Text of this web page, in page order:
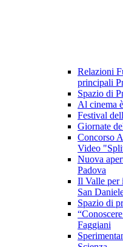
Relazioni
principali
Spazio di
Al cinema
Festival
Giornate
Concorso
Video
Nuova
Padova
Il Valle per
San
Spazio di
Faggiani